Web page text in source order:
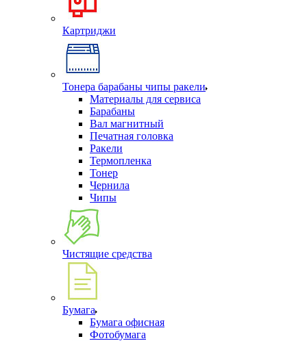
Картриджи
Тонера барабаны чипы ракели
Материалы для сервиса
Барабаны
Вал магнитный
Печатная головка
Ракели
Термопленка
Тонер
Чернила
Чипы
Чистящие средства
Бумага
Бумага офисная
Фотобумага